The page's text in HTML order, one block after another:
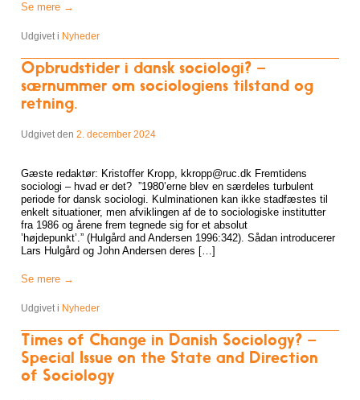
Se mere →
Udgivet i Nyheder
Opbrudstider i dansk sociologi? –
særnummer om sociologiens tilstand og
retning.
Udgivet den 2. december 2024
Gæste redaktør: Kristoffer Kropp, kkropp@ruc.dk Fremtidens
sociologi – hvad er det? ”1980’erne blev en særdeles turbulent
periode for dansk sociologi. Kulminationen kan ikke stadfæstes til
enkelt situationer, men afviklingen af de to sociologiske institutter
fra 1986 og årene frem tegnede sig for et absolut
’højdepunkt’.” (Hulgård and Andersen 1996:342). Sådan introducerer
Lars Hulgård og John Andersen deres […]
Se mere →
Udgivet i Nyheder
Times of Change in Danish Sociology? –
Special Issue on the State and Direction
of Sociology